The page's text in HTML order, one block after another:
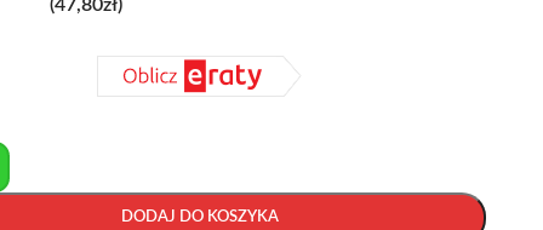
(47,80zł)
DODAJ DO KOSZYKA